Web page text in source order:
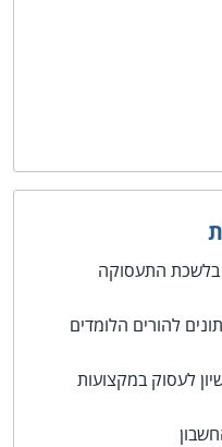
בלשכת התעסוקה
להורים הלומדים
לעסוק במקצועות